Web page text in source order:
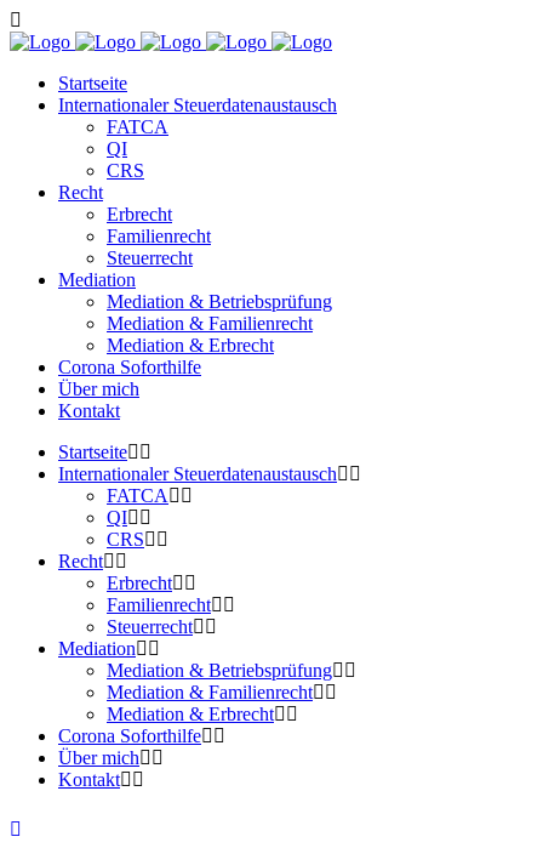
Startseite
Internationaler Steuerdatenaustausch
FATCA
QI
CRS
Recht
Erbrecht
Familienrecht
Steuerrecht
Mediation
Mediation & Betriebsprüfung
Mediation & Familienrecht
Mediation & Erbrecht
Corona Soforthilfe
Über mich
Kontakt
Startseite
Internationaler Steuerdatenaustausch
FATCA
QI
CRS
Recht
Erbrecht
Familienrecht
Steuerrecht
Mediation
Mediation & Betriebsprüfung
Mediation & Familienrecht
Mediation & Erbrecht
Corona Soforthilfe
Über mich
Kontakt